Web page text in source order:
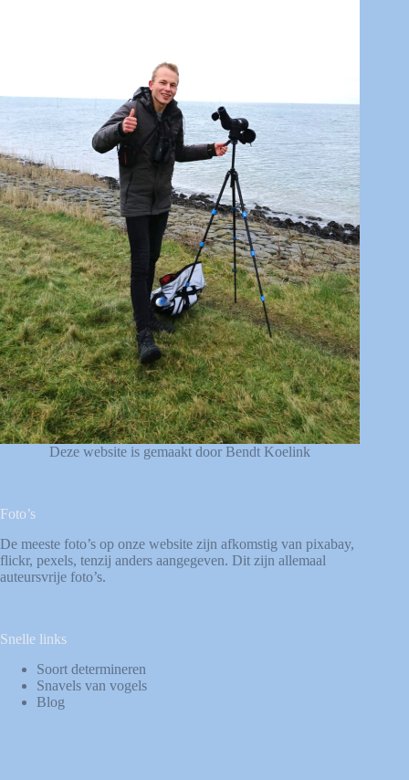
Deze website is gemaakt door Bendt Koelink
Foto’s
De meeste foto’s op onze website zijn afkomstig van pixabay,
flickr, pexels, tenzij anders aangegeven. Dit zijn allemaal
auteursvrije foto’s.
Snelle links
Soort determineren
Snavels van vogels
Blog